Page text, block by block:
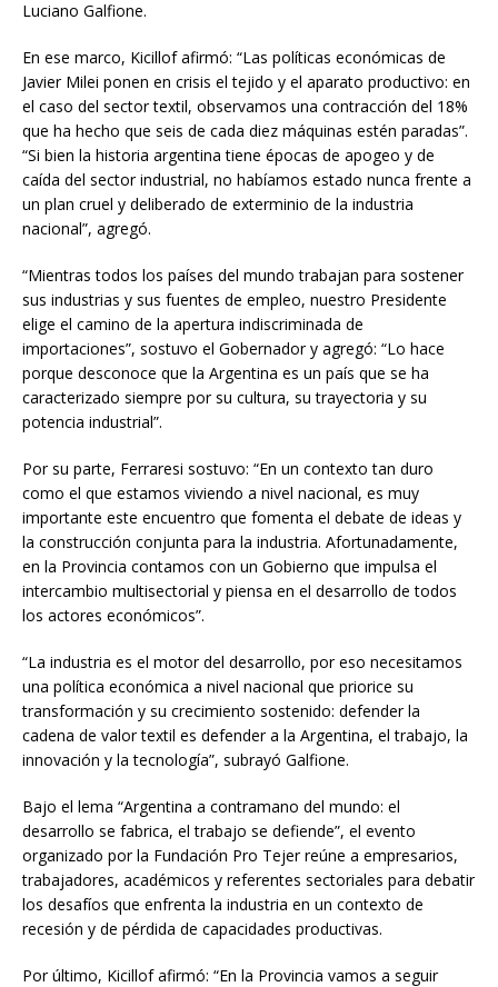
Luciano Galfione.
En ese marco, Kicillof afirmó: “Las políticas económicas de
Javier Milei ponen en crisis el tejido y el aparato productivo: en
el caso del sector textil, observamos una contracción del 18%
que ha hecho que seis de cada diez máquinas estén paradas”.
“Si bien la historia argentina tiene épocas de apogeo y de
caída del sector industrial, no habíamos estado nunca frente a
un plan cruel y deliberado de exterminio de la industria
nacional”, agregó.
“Mientras todos los países del mundo trabajan para sostener
sus industrias y sus fuentes de empleo, nuestro Presidente
elige el camino de la apertura indiscriminada de
importaciones”, sostuvo el Gobernador y agregó: “Lo hace
porque desconoce que la Argentina es un país que se ha
caracterizado siempre por su cultura, su trayectoria y su
potencia industrial”.
Por su parte, Ferraresi sostuvo: “En un contexto tan duro
como el que estamos viviendo a nivel nacional, es muy
importante este encuentro que fomenta el debate de ideas y
la construcción conjunta para la industria. Afortunadamente,
en la Provincia contamos con un Gobierno que impulsa el
intercambio multisectorial y piensa en el desarrollo de todos
los actores económicos”.
“La industria es el motor del desarrollo, por eso necesitamos
una política económica a nivel nacional que priorice su
transformación y su crecimiento sostenido: defender la
cadena de valor textil es defender a la Argentina, el trabajo, la
innovación y la tecnología”, subrayó Galfione.
Bajo el lema “Argentina a contramano del mundo: el
desarrollo se fabrica, el trabajo se defiende”, el evento
organizado por la Fundación Pro Tejer reúne a empresarios,
trabajadores, académicos y referentes sectoriales para debatir
los desafíos que enfrenta la industria en un contexto de
recesión y de pérdida de capacidades productivas.
Por último, Kicillof afirmó: “En la Provincia vamos a seguir